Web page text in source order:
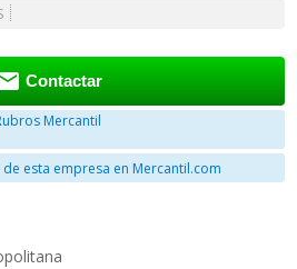
Contactar
Mercantil
esta empresa en Mercantil.com